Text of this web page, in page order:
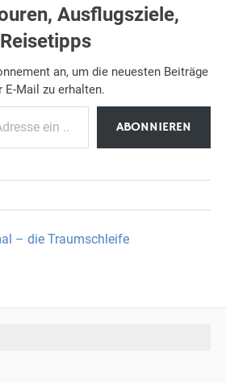
Ausflugsziele,
Reisetipps
an, um die neuesten Beiträge
E-Mail zu erhalten.
ABONNIEREN
– die Traumschleife